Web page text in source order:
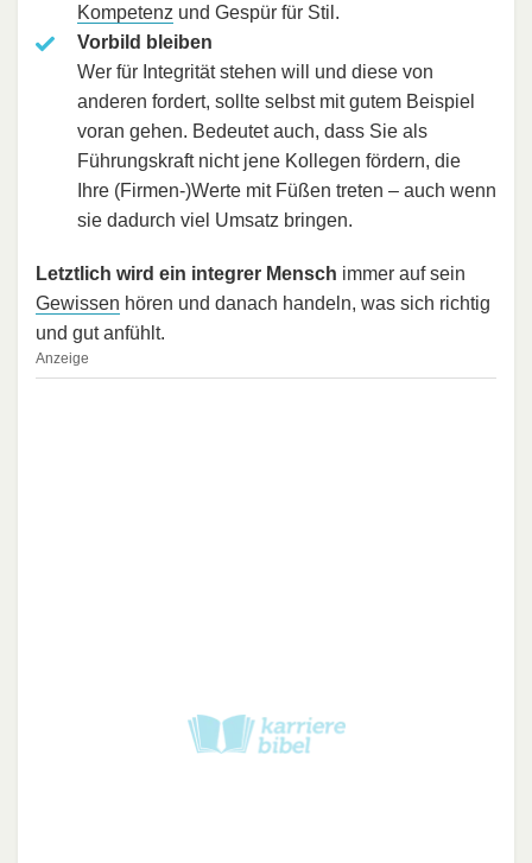
Kompetenz und Gespür für Stil.
Vorbild bleiben
Wer für Integrität stehen will und diese von
anderen fordert, sollte selbst mit gutem Beispiel
voran gehen. Bedeutet auch, dass Sie als
Führungskraft nicht jene Kollegen fördern, die
Ihre (Firmen-)Werte mit Füßen treten – auch wenn
sie dadurch viel Umsatz bringen.
Letztlich wird ein integrer Mensch immer auf sein
Gewissen hören und danach handeln, was sich richtig
und gut anfühlt.
Anzeige